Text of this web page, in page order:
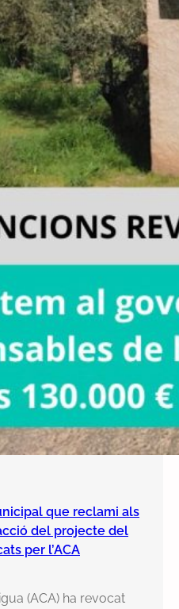
que reclami als
del projecte del
per l’ACA
(ACA) ha revocat